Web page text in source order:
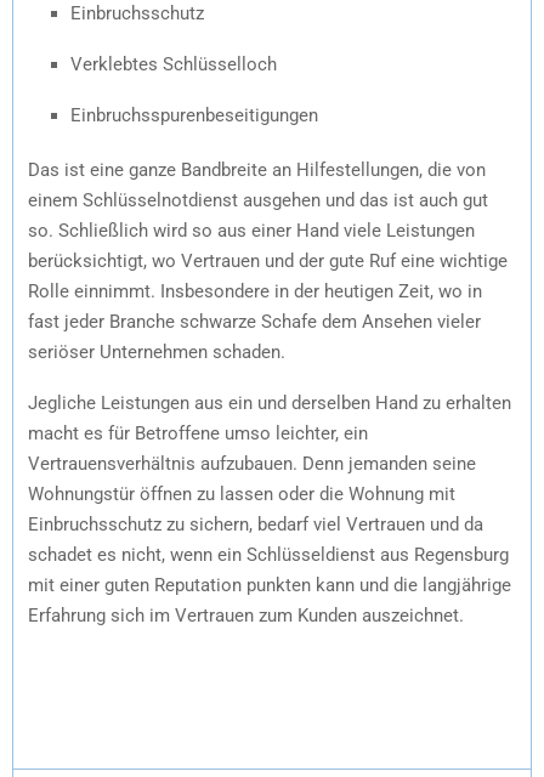
Einbruchsschutz
Verklebtes Schlüsselloch
Einbruchsspurenbeseitigungen
Das ist eine ganze Bandbreite an Hilfestellungen, die von
einem Schlüsselnotdienst ausgehen und das ist auch gut
so. Schließlich wird so aus einer Hand viele Leistungen
berücksichtigt, wo Vertrauen und der gute Ruf eine wichtige
Rolle einnimmt. Insbesondere in der heutigen Zeit, wo in
fast jeder Branche schwarze Schafe dem Ansehen vieler
seriöser Unternehmen schaden.
Jegliche Leistungen aus ein und derselben Hand zu erhalten
macht es für Betroffene umso leichter, ein
Vertrauensverhältnis aufzubauen. Denn jemanden seine
Wohnungstür öffnen zu lassen oder die Wohnung mit
Einbruchsschutz zu sichern, bedarf viel Vertrauen und da
schadet es nicht, wenn ein Schlüsseldienst aus Regensburg
mit einer guten Reputation punkten kann und die langjährige
Erfahrung sich im Vertrauen zum Kunden auszeichnet.